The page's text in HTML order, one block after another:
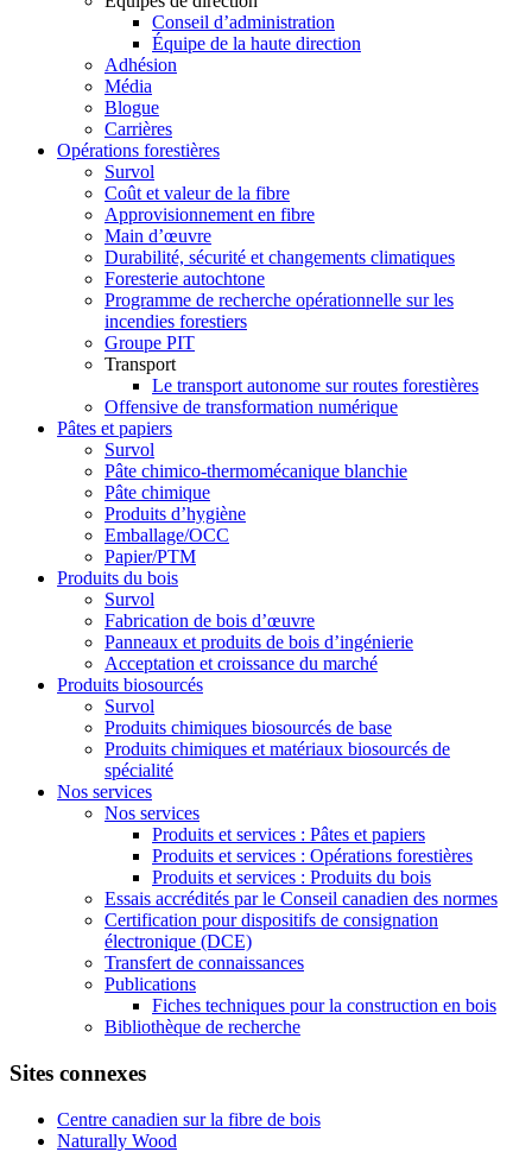
Conseil d’administration
Équipe de la haute direction
Adhésion
Média
Blogue
Carrières
Opérations forestières
Survol
Coût et valeur de la fibre
Approvisionnement en fibre
Main d’œuvre
Durabilité, sécurité et changements climatiques
Foresterie autochtone
Programme de recherche opérationnelle sur les
incendies forestiers
Groupe PIT
Transport
Le transport autonome sur routes forestières
Offensive de transformation numérique
Pâtes et papiers
Survol
Pâte chimico-thermomécanique blanchie
Pâte chimique
Produits d’hygiène
Emballage/OCC
Papier/PTM
Produits du bois
Survol
Fabrication de bois d’œuvre
Panneaux et produits de bois d’ingénierie
Acceptation et croissance du marché
Produits biosourcés
Survol
Produits chimiques biosourcés de base
Produits chimiques et matériaux biosourcés de
spécialité
Nos services
Nos services
Produits et services : Pâtes et papiers
Produits et services : Opérations forestières
Produits et services : Produits du bois
Essais accrédités par le Conseil canadien des normes
Certification pour dispositifs de consignation
électronique (DCE)
Transfert de connaissances
Publications
Fiches techniques pour la construction en bois
Bibliothèque de recherche
Sites connexes
Centre canadien sur la fibre de bois
Naturally Wood